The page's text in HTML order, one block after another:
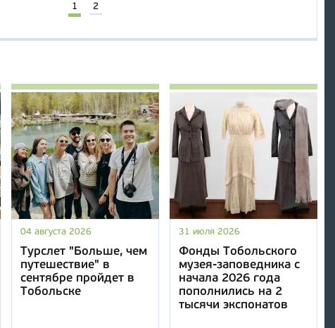
1 2
04 августа 2026
Турслет "Больше, чем
путешествие" в
сентябре пройдет в
Тобольске
31 июля 2026
Фонды Тобольского
музея-заповедника с
начала 2026 года
пополнились на 2
тысячи экспонатов